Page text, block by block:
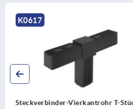
K0622
Steckverbinder-Vierkantrohr Stern